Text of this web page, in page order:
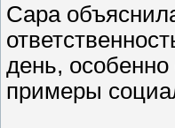
Сара
день,
примеры